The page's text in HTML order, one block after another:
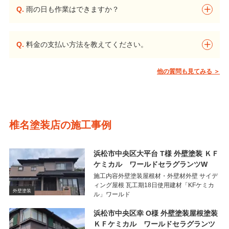
Q. 雨の日も作業はできますか？
Q. 料金の支払い方法を教えてください。
他の質問も見てみる ＞
椎名塗装店の施工事例
外壁塗装
浜松市中央区大平台 T様 外壁塗装 ＫＦ
ケミカル ワールドセラグランツW
施工内容外壁塗装屋根材・外壁材外壁 サイデ
ィング屋根 瓦工期18日使用建材「KFケミカ
ル」ワールド
浜松市中央区幸 O様 外壁塗装屋根塗装
ＫＦケミカル ワールドセラグランツ